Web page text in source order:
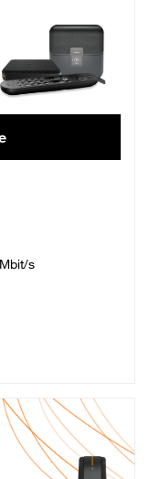
mois, Engagement 12 mois
s